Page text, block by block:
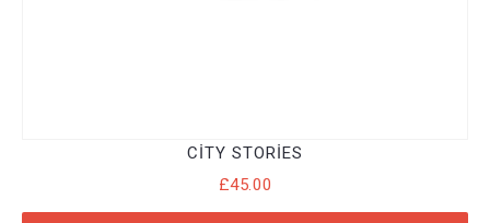
CITY STORIES
£45.00